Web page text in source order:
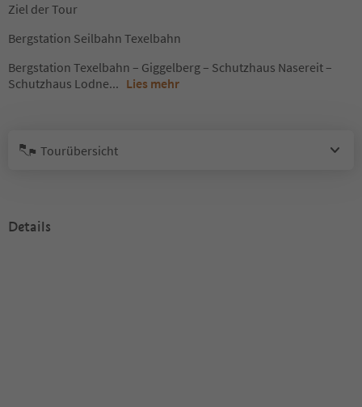
Ziel der Tour
Bergstation Seilbahn Texelbahn
Bergstation Texelbahn – Giggelberg – Schutzhaus Nasereit –
Schutzhaus Lodne... Lies mehr
Tourübersicht
Details